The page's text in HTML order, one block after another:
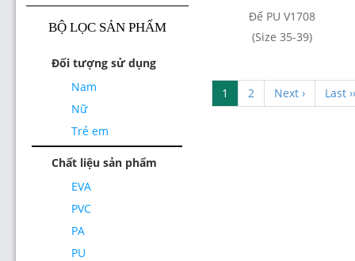
BỘ LỌC SẢN PHẨM
Đối tượng sử dụng
Nam
Nữ
Trẻ em
Chất liệu sản phẩm
EVA
PVC
PA
PU
Đế PU V1708
(Size 35-39)
1 2 Next › Last ››